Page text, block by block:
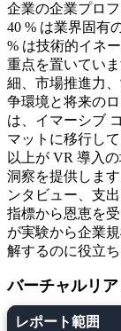
企業の企業プロ
40 % は業界固有
% は技術的イネ
重点を置いてい
細、市場推進力
争環境と将来の
は、イマーシブ
マットに移行し
以上が VR 導入
洞察を提供しま
ンタビュー、支
指標から恩恵を
が実験から企業
解するのに役立ち
バーチャルリ
レポート範囲